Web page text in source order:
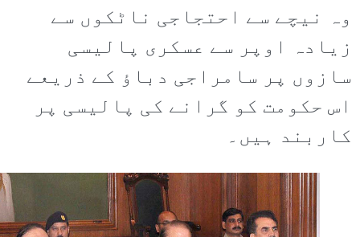
وہ نیچے سے احتجاجی ناٹکوں سے
زیادہ اوپر سے عسکری پالیسی
سازوں پر سامراجی دباؤ کے ذریعے
اس حکومت کو گرانے کی پالیسی پر
کاربند ہیں۔